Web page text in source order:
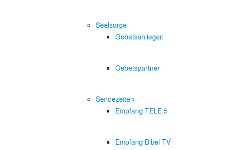
Seelsorge
Gebetsanliegen
Gebetspartner
Sendezeiten
Empfang TELE 5
Empfang Bibel TV